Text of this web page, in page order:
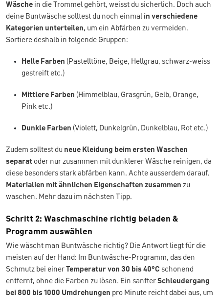
Wäsche in die Trommel gehört, weisst du sicherlich. Doch auch
deine Buntwäsche solltest du noch einmal in verschiedene
Kategorien unterteilen, um ein Abfärben zu vermeiden.
Sortiere deshalb in folgende Gruppen:
Helle Farben (Pastelltöne, Beige, Hellgrau, schwarz-weiss
gestreift etc.)
Mittlere Farben (Himmelblau, Grasgrün, Gelb, Orange,
Pink etc.)
Dunkle Farben (Violett, Dunkelgrün, Dunkelblau, Rot etc.)
Zudem solltest du neue Kleidung beim ersten Waschen
separat oder nur zusammen mit dunklerer Wäsche reinigen, da
diese besonders stark abfärben kann. Achte ausserdem darauf,
Materialien mit ähnlichen Eigenschaften zusammen zu
waschen. Mehr dazu im nächsten Tipp.
Schritt 2: Waschmaschine richtig beladen &
Programm auswählen
Wie wäscht man Buntwäsche richtig? Die Antwort liegt für die
meisten auf der Hand: Im Buntwäsche-Programm, das den
Schmutz bei einerTemperatur von 30 bis 40°C schonend
entfernt, ohne die Farben zu lösen. Ein sanfterSchleudergang
bei 800 bis 1000 Umdrehungen pro Minute reicht dabei aus, um